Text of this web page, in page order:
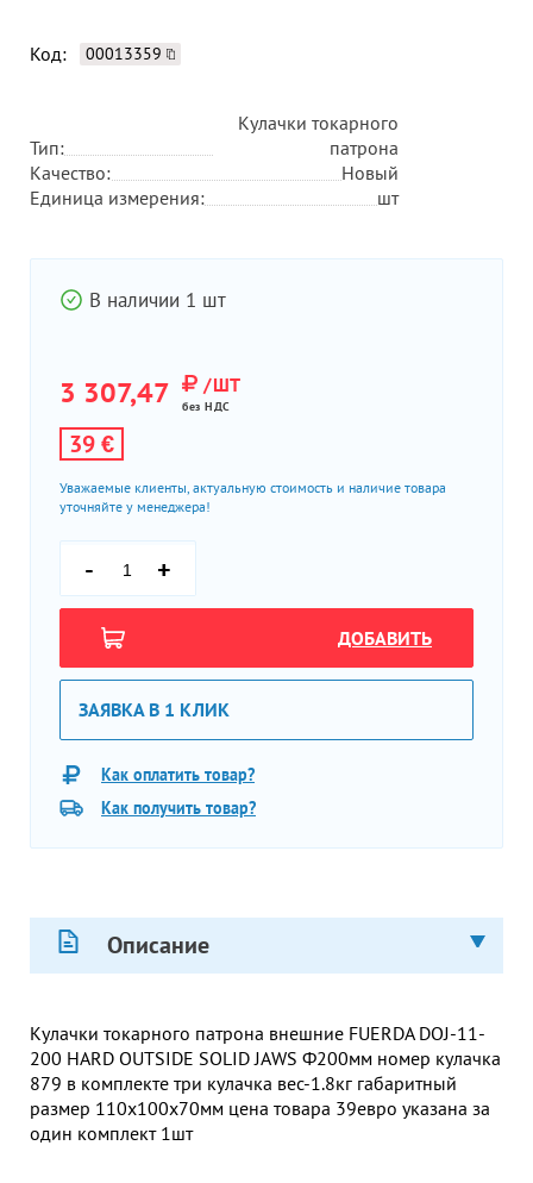
Код: 00013359
Тип:
Кулачки токарного
патрона
Качество:
Новый
Единица измерения:
шт
В наличии 1 шт
3 307,47 /ШТ
без НДС
39 €
Уважаемые клиенты, актуальную стоимость и наличие товара
уточняйте у менеджера!
- +
ДОБАВИТЬ
ЗАЯВКА В 1 КЛИК
Как оплатить товар?
Как получить товар?
Описание
Кулачки токарного патрона внешние FUERDA DOJ-11-
200 HARD OUTSIDE SOLID JAWS Ф200мм номер кулачка
879 в комплекте три кулачка вес-1.8кг габаритный
размер 110х100х70мм цена товара 39евро указана за
один комплект 1шт